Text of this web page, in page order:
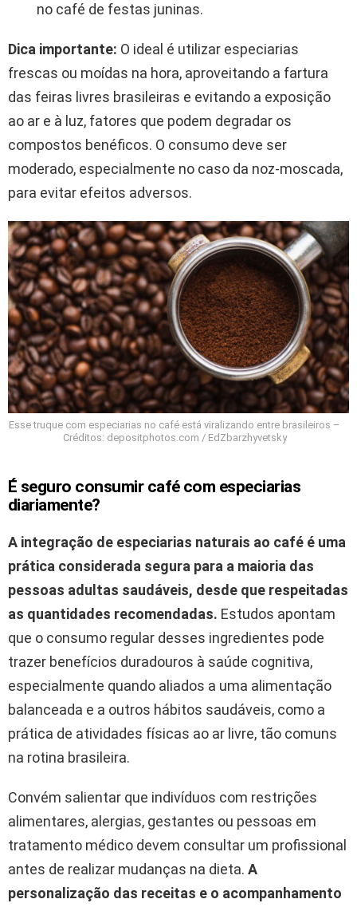
no café de festas juninas.
Dica importante: O ideal é utilizar especiarias
frescas ou moídas na hora, aproveitando a fartura
das feiras livres brasileiras e evitando a exposição
ao ar e à luz, fatores que podem degradar os
compostos benéficos. O consumo deve ser
moderado, especialmente no caso da noz-moscada,
para evitar efeitos adversos.
Esse truque com especiarias no café está viralizando entre brasileiros –
Créditos: depositphotos.com / EdZbarzhyvetsky
É seguro consumir café com especiarias
diariamente?
A integração de especiarias naturais ao café é uma
prática considerada segura para a maioria das
pessoas adultas saudáveis, desde que respeitadas
as quantidades recomendadas. Estudos apontam
que o consumo regular desses ingredientes pode
trazer benefícios duradouros à saúde cognitiva,
especialmente quando aliados a uma alimentação
balanceada e a outros hábitos saudáveis, como a
prática de atividades físicas ao ar livre, tão comuns
na rotina brasileira.
Convém salientar que indivíduos com restrições
alimentares, alergias, gestantes ou pessoas em
tratamento médico devem consultar um profissional
antes de realizar mudanças na dieta. A
personalização das receitas e o acompanhamento